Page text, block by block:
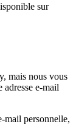
sur
mais nous vous
adresse e-mail
mail personnelle,